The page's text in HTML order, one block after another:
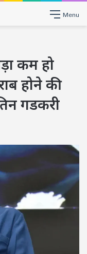
Menu
कम हो
होने की
गडकरी